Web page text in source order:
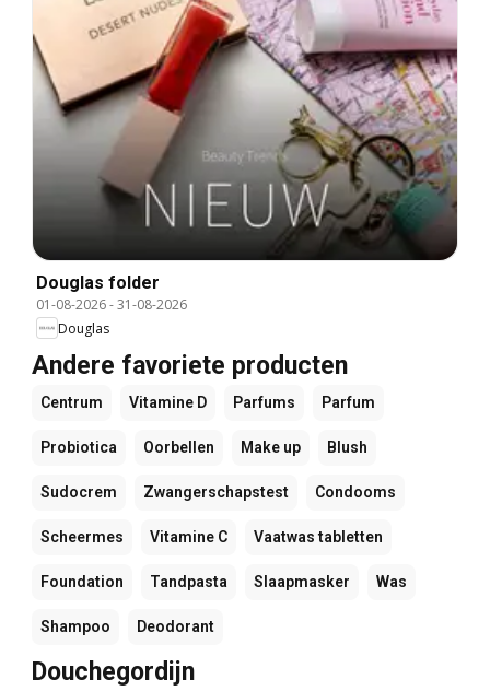
Douglas folder
01-08-2026-31-08-2026
Douglas
Andere favoriete producten
Centrum Vitamine D Parfums Parfum
Probiotica Oorbellen Make up Blush
Sudocrem Zwangerschapstest Condooms
Scheermes Vitamine C Vaatwas tabletten
Foundation Tandpasta Slaapmasker Was
Shampoo Deodorant
Douchegordijn